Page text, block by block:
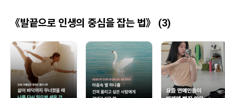
《발끝으로 인생의 중심을 잡는 법》 (3)